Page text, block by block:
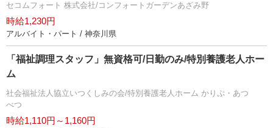
セコムフォート 株式会社/コンフォートガーデンあざみ野
時給1,230円
アルバイト・パート / 神奈川県
「福祉調理スタッフ」無資格可/日勤のみ/特別養護老人ホー
ム
社会福祉法人協立いつくしみの会/特別養護老人ホーム かりぷ・あつ
べつ
時給1,110円～1,160円